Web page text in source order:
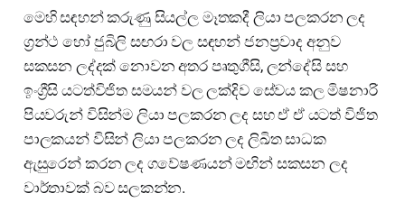
මෙහි සඳහන් කරුණු සියල්ල මෑතකදී ලියා පලකරන ලද
ග්‍රන්ථ හෝ ජුබිලි සඟරා වල සඳහන් ජනප්‍රවාද අනුව
සකසන ලද්දක් නොවන අතර පෘතුගීසි, ලන්දේසි සහ
ඉංග්‍රීසි යටත්විජිත සමයන් වල ලක්දිව සේවය කල මිෂනාරි
පියවරුන් විසින්ම ලියා පලකරන ලද සහ ඒ ඒ යටත් විජිත
පාලකයන් විසින් ලියා පලකරන ලද ලිඛිත සාධක
ඇසුරෙන් කරන ලද ගවේෂණයන් මඟින් සකසන ලද
වාර්තාවක් බව සලකන්න.